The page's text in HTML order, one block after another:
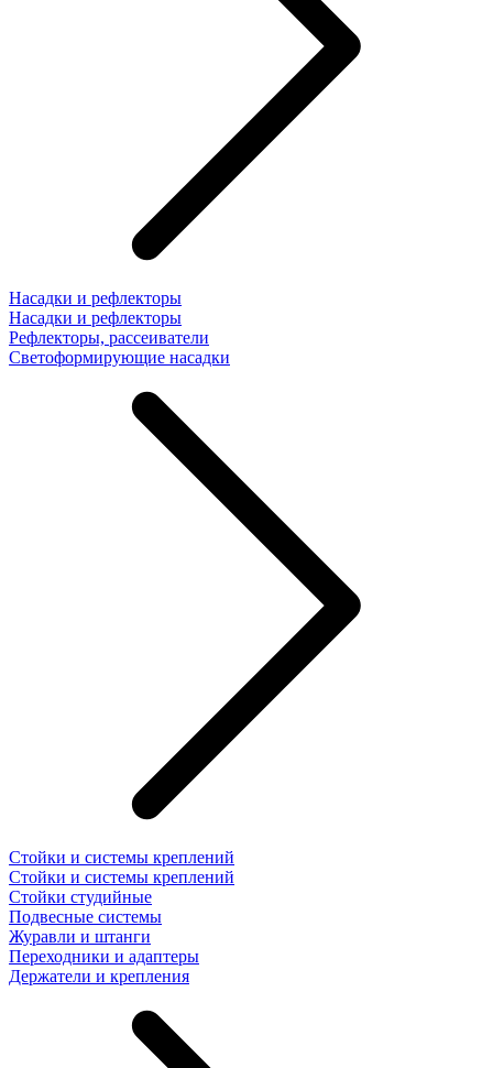
Насадки и рефлекторы
Насадки и рефлекторы
Рефлекторы, рассеиватели
Светоформирующие насадки
Стойки и системы креплений
Стойки и системы креплений
Стойки студийные
Подвесные системы
Журавли и штанги
Переходники и адаптеры
Держатели и крепления